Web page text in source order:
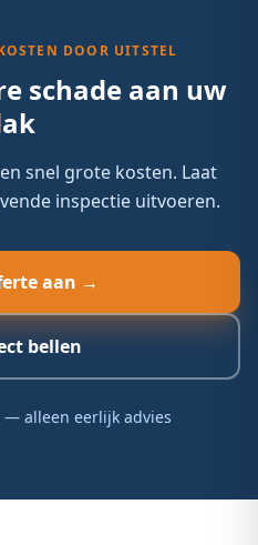
DOOR UITSTEL
schade aan uw
snel grote kosten. Laat
inspectie uitvoeren.
aan →
bellen
alleen eerlijk advies